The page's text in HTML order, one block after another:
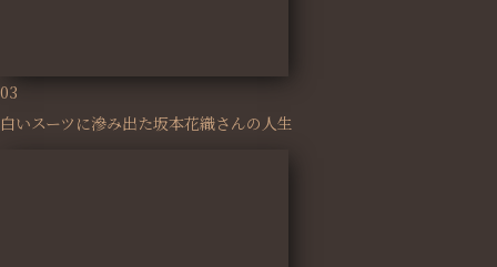
03
白いスーツに滲み出た坂本花織さんの人生